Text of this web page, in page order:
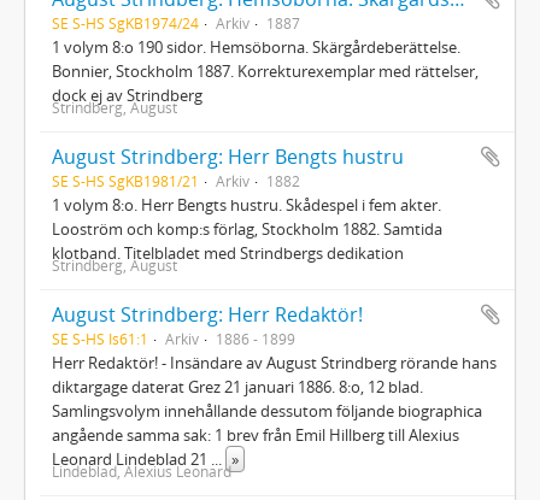
SE S-HS SgKB1974/24 Arkiv 1887
1 volym 8:o 190 sidor. Hemsöborna. Skärgårdeberättelse.
Bonnier, Stockholm 1887. Korrekturexemplar med rättelser,
dock ej av Strindberg
Strindberg, August
August Strindberg: Herr Bengts hustru
SE S-HS SgKB1981/21 Arkiv 1882
1 volym 8:o. Herr Bengts hustru. Skådespel i fem akter.
Looström och komp:s förlag, Stockholm 1882. Samtida
klotband. Titelbladet med Strindbergs dedikation
Strindberg, August
August Strindberg: Herr Redaktör!
SE S-HS Is61:1 Arkiv 1886 - 1899
Herr Redaktör! - Insändare av August Strindberg rörande hans
diktargage daterat Grez 21 januari 1886. 8:o, 12 blad.
Samlingsvolym innehållande dessutom följande biographica
angående samma sak: 1 brev från Emil Hillberg till Alexius
Leonard Lindeblad 21
»
Lindeblad, Alexius Leonard